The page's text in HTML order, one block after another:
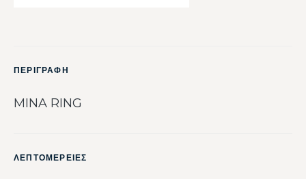
ΠΕΡΙΓΡΑΦΗ
MINA RING
ΛΕΠΤΟΜΕΡΕΙΕΣ